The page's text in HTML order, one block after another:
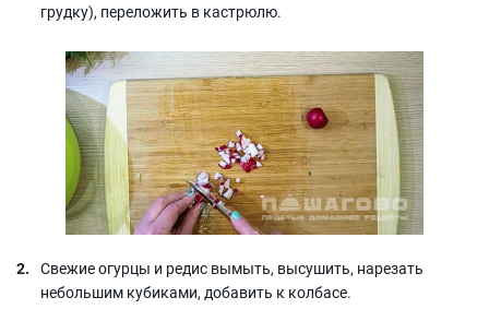
грудку), переложить в кастрюлю.
Свежие огурцы и редис вымыть, высушить, нарезать
небольшим кубиками, добавить к колбасе.